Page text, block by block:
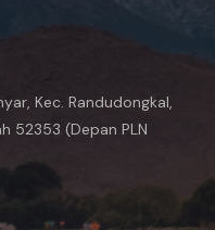
Kec. Randudongkal,
52353 (Depan PLN